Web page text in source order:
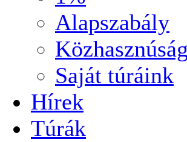
Alapszabály
Közhasznúság
Saját túráink
Hírek
Túrák